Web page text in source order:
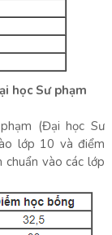
học Sư phạm
(Đại học Sư
lớp 10 và điểm
vào các lớp